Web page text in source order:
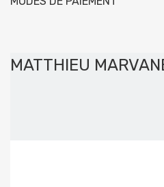
MATTHIEU